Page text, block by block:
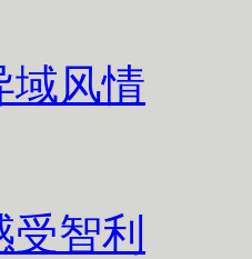
域风情
智利